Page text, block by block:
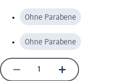
Ohne Parabene
Ohne Parabene